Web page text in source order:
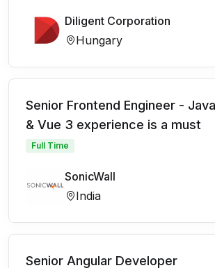
Diligent Corporation
Hungary
Senior Frontend Engineer -
& Vue 3 experience is a must
Full Time
SonicWall
India
Senior Angular Developer